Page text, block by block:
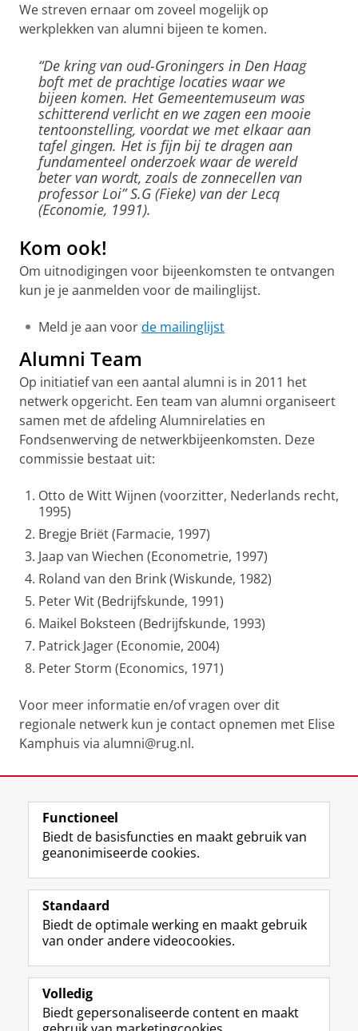
We streven ernaar om zoveel mogelijk op
werkplekken van alumni bijeen te komen.
“De kring van oud-Groningers in Den Haag
boft met de prachtige locaties waar we
bijeen komen. Het Gemeentemuseum was
schitterend verlicht en we zagen een mooie
tentoonstelling, voordat we met elkaar aan
tafel gingen. Het is fijn bij te dragen aan
fundamenteel onderzoek waar de wereld
beter van wordt, zoals de zonnecellen van
professor Loi” S.G (Fieke) van der Lecq
(Economie, 1991).
Kom ook!
Om uitnodigingen voor bijeenkomsten te ontvangen
kun je je aanmelden voor de mailinglijst.
Meld je aan voorde mailinglijst
Alumni Team
Op initiatief van een aantal alumni is in 2011 het
netwerk opgericht. Een team van alumni organiseert
samen met de afdeling Alumnirelaties en
Fondsenwerving de netwerkbijeenkomsten. Deze
commissie bestaat uit:
Otto de Witt Wijnen (voorzitter, Nederlands recht,
1995)
Bregje Briët (Farmacie, 1997)
Jaap van Wiechen (Econometrie, 1997)
Roland van den Brink (Wiskunde, 1982)
Peter Wit (Bedrijfskunde, 1991)
Maikel Boksteen (Bedrijfskunde, 1993)
Patrick Jager (Economie, 2004)
Peter Storm (Economics, 1971)
Voor meer informatie en/of vragen over dit
regionale netwerk kun je contact opnemen met Elise
Kamphuis via alumni@rug.nl.
View this page in:English
Volg de RUG
F
a
e
b
o
p
a
L
i
k
e
I
-
p
R
S
-
f
e
R
I
n
t
r
m
Y
o
T
e
k
Studiekiezers
Alumni
Over ons
Functioneel
Biedt de basisfuncties en maakt gebruik van
geanonimiseerde cookies.
Standaard
Biedt de optimale werking en maakt gebruik
van onder andere videocookies.
Volledig
Biedt gepersonaliseerde content en maakt